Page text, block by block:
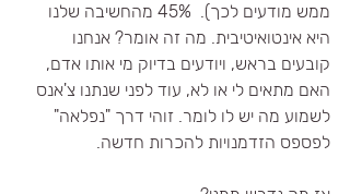
ממש מודעים לכך).  45% מהחשיבה שלנו
היא אינטואיטיבית. מה זה אומר? אנחנו
קובעים בראש, ויודעים בדיוק מי אותו אדם,
האם מתאים לי או לא, עוד לפני שנתנו צ'אנס
לשמוע מה יש לו לומר. זוהי דרך "נפלאה"
לפספס הזדמנויות להכרות חדשה.